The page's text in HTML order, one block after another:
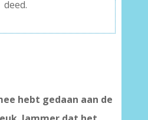
deed.
hebt gedaan aan de